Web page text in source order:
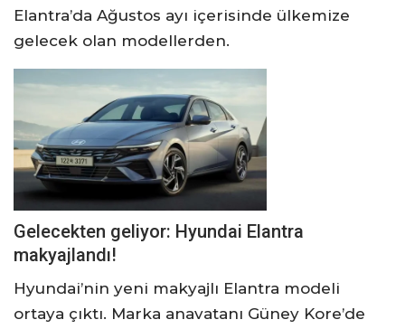
Elantra’da Ağustos ayı içerisinde ülkemize
gelecek olan modellerden.
Gelecekten geliyor: Hyundai Elantra
makyajlandı!
Hyundai’nin yeni makyajlı Elantra modeli
ortaya çıktı. Marka anavatanı Güney Kore’de